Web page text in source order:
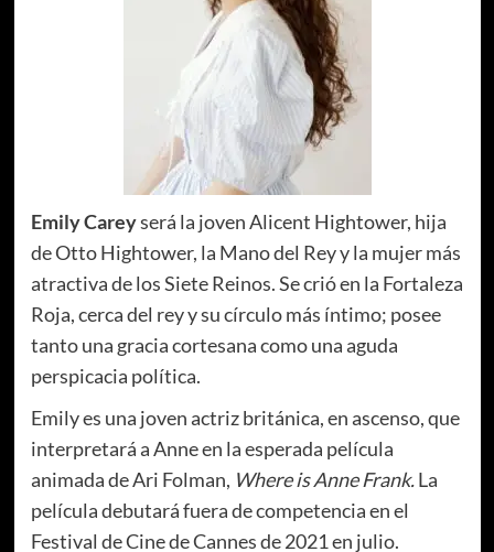
Emily Careyserá la joven Alicent Hightower, hija
de Otto Hightower, la Mano del Rey y la mujer más
atractiva de los Siete Reinos. Se crió en la Fortaleza
Roja, cerca del rey y su círculo más íntimo; posee
tanto una gracia cortesana como una aguda
perspicacia política.
Emily es una joven actriz británica, en ascenso, que
interpretará a Anne en la esperada película
animada de Ari Folman, Where is Anne Frank.La
película debutará fuera de competencia en el
Festival de Cine de Cannes de 2021 en julio.